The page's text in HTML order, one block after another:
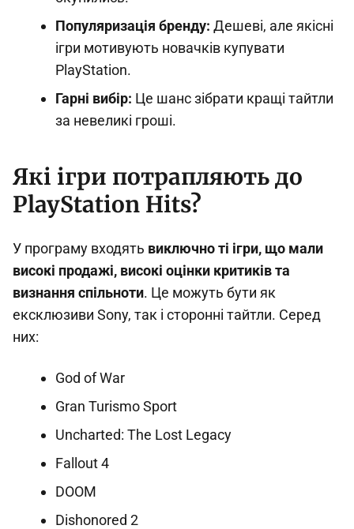
Популяризація бренду: Дешеві, але якісні
ігри мотивують новачків купувати
PlayStation.
Гарні вибір: Це шанс зібрати кращі тайтли
за невеликі гроші.
Які ігри потрапляють до
PlayStation Hits?
У програму входять виключно ті ігри, що мали
високі продажі, високі оцінки критиків та
визнання спільноти. Це можуть бути як
ексклюзиви Sony, так і сторонні тайтли. Серед
них:
God of War
Gran Turismo Sport
Uncharted: The Lost Legacy
Fallout 4
DOOM
Dishonored 2